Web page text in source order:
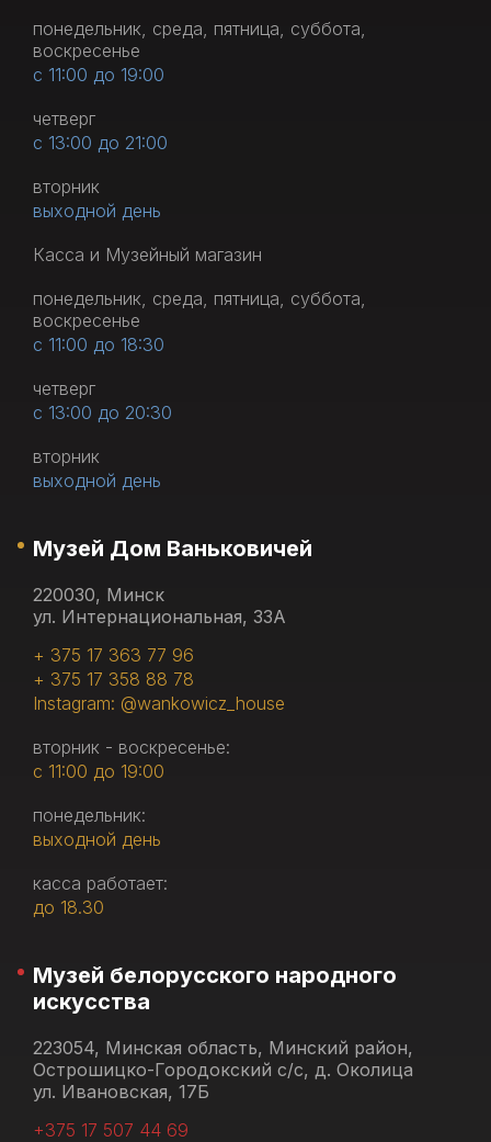
понедельник, среда, пятница, суббота,
воскресенье
с 11:00 до 19:00
четверг
с 13:00 до 21:00
вторник
выходной день
Касса и Музейный магазин
понедельник, среда, пятница, суббота,
воскресенье
с 11:00 до 18:30
четверг
с 13:00 до 20:30
вторник
выходной день
Музей Дом Ваньковичей
220030, Минск
ул. Интернациональная, 33А
+ 375 17 363 77 96
+ 375 17 358 88 78
Instagram: @wankowicz_house
вторник - воскресенье:
с 11:00 до 19:00
понедельник:
выходной день
касса работает:
до 18.30
Музей белорусского народного
искусства
223054, Минская область, Минский район,
Острошицко-Городокский с/с, д. Околица
ул. Ивановская, 17Б
+375 17 507 44 69